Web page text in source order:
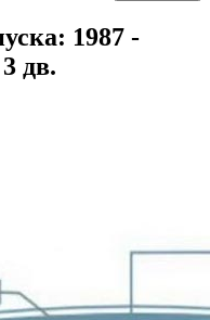
1987 -
дв.